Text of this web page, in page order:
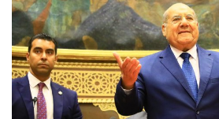
Galería
Lengua
English Swahili español
French Arabic